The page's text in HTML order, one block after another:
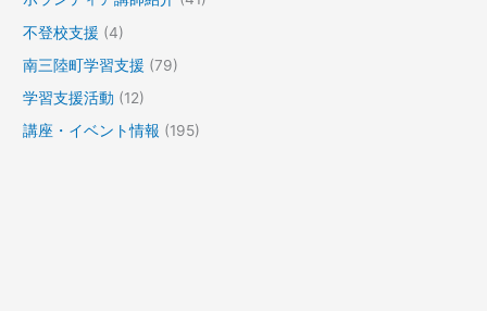
不登校支援 (4)
南三陸町学習支援 (79)
学習支援活動 (12)
講座・イベント情報 (195)